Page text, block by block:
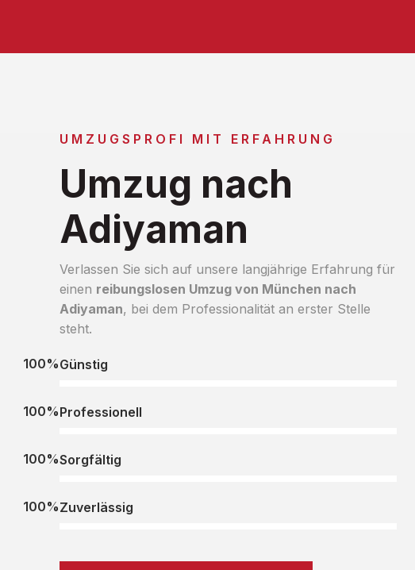
UMZUGSPROFI MIT ERFAHRUNG
Umzug nach
Adiyaman
Verlassen Sie sich auf unsere langjährige Erfahrung für
einen reibungslosen Umzug von München nach
Adiyaman, bei dem Professionalität an erster Stelle
steht.
Günstig
100%
Professionell
100%
Sorgfältig
100%
Zuverlässig
100%